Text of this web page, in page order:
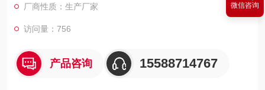
厂商性质：生产厂家
访问量：756
产品咨询 15588714767
微信咨询